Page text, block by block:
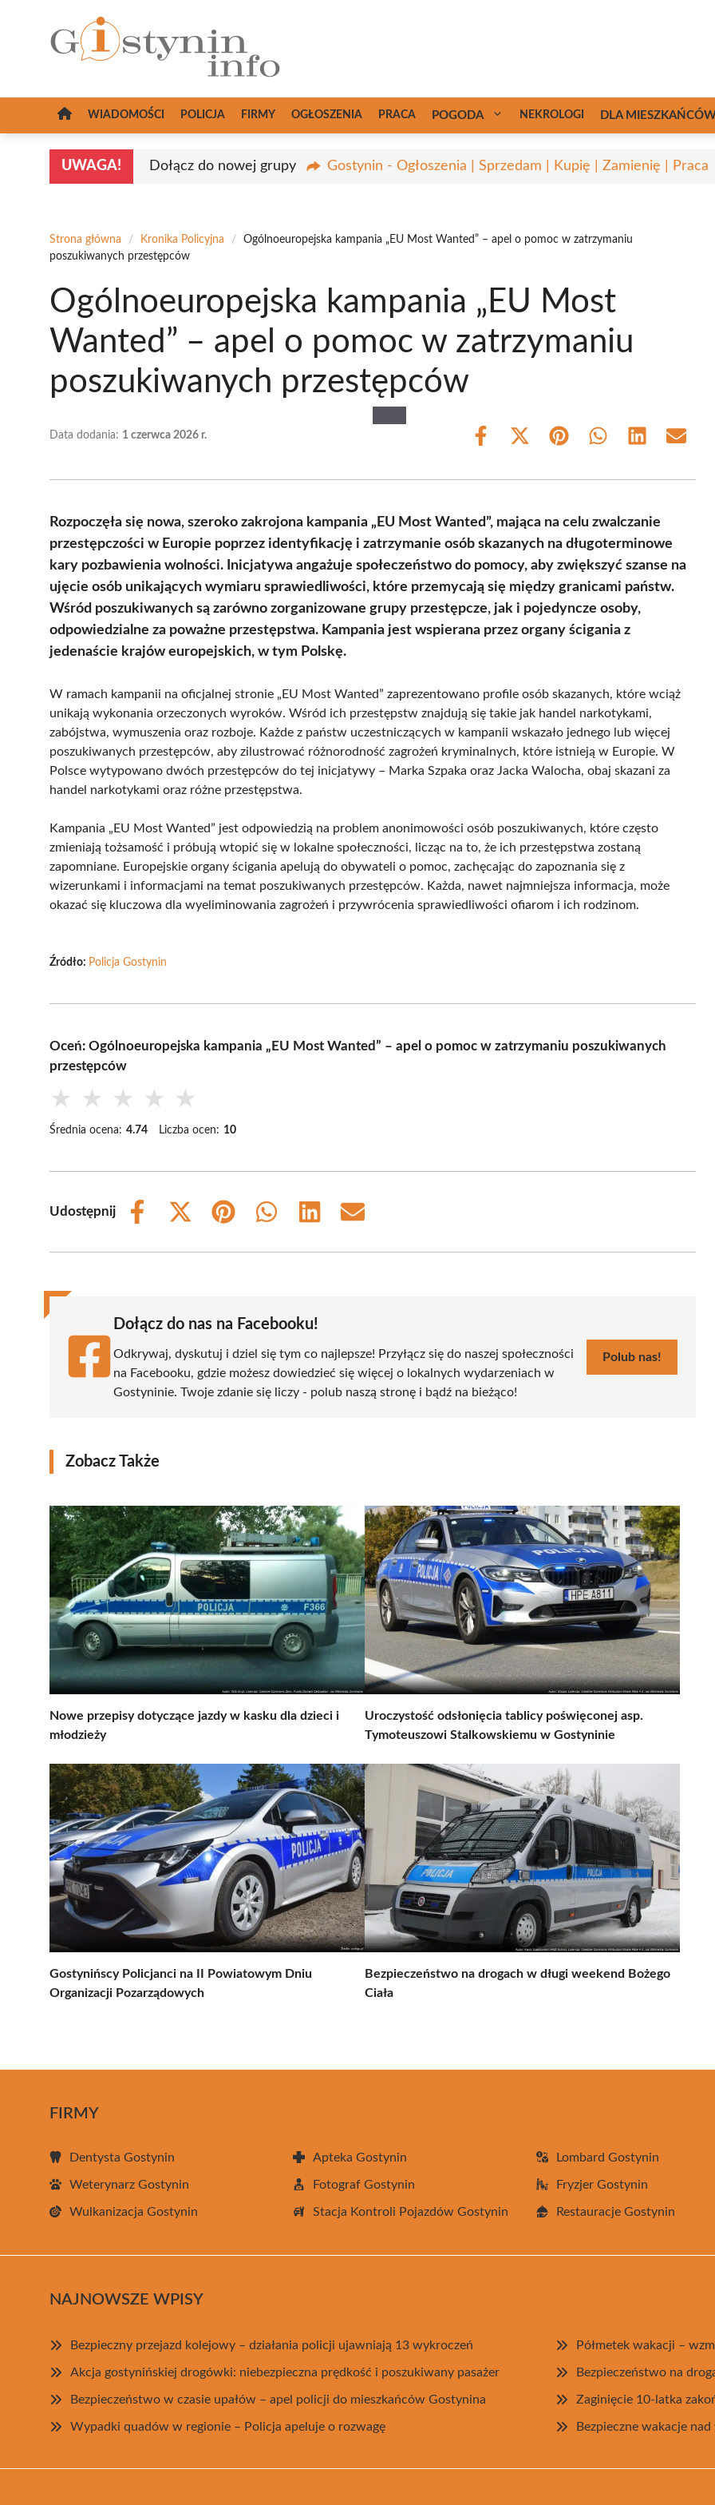
WIADOMOŚCI POLICJA FIRMY OGŁOSZENIA PRACA POGODA NEKROLOGI DLA
UWAGA! Dołącz do nowej grupy Gostynin - Ogłoszenia | Sprzedam | Kupię | Zamienię | Praca
Strona główna / Kronika Policyjna /
Ogólnoeuropejska kampania „EU Most Wanted” – apel o pomoc w zatrzymaniu
poszukiwanych przestępców
Ogólnoeuropejska kampania „EU Most
Wanted” – apel o pomoc w zatrzymaniu
poszukiwanych przestępców
Data dodania: 1 czerwca 2026 r.
Share
Share
(Twitter)
Share Share Share Share
Rozpoczęła się nowa, szeroko zakrojona kampania „EU Most Wanted”, mająca na celu zwalczanie
przestępczości w Europie poprzez identyfikację i zatrzymanie osób skazanych na długoterminowe
kary pozbawienia wolności. Inicjatywa angażuje społeczeństwo do pomocy, aby zwiększyć szanse na
ujęcie osób unikających wymiaru sprawiedliwości, które przemycają się między granicami państw.
Wśród poszukiwanych są zarówno zorganizowane grupy przestępcze, jak i pojedyncze osoby,
odpowiedzialne za poważne przestępstwa. Kampania jest wspierana przez organy ścigania z
jedenaście krajów europejskich, w tym Polskę.
W ramach kampanii na oficjalnej stronie „EU Most Wanted” zaprezentowano profile osób skazanych, które wciąż
unikają wykonania orzeczonych wyroków. Wśród ich przestępstw znajdują się takie jak handel narkotykami,
zabójstwa, wymuszenia oraz rozboje. Każde z państw uczestniczących w kampanii wskazało jednego lub więcej
poszukiwanych przestępców, aby zilustrować różnorodność zagrożeń kryminalnych, które istnieją w Europie. W
Polsce wytypowano dwóch przestępców do tej inicjatywy – Marka Szpaka oraz Jacka Walocha, obaj skazani za
handel narkotykami oraz różne przestępstwa.
Kampania „EU Most Wanted” jest odpowiedzią na problem anonimowości osób poszukiwanych, które często
zmieniają tożsamość i próbują wtopić się w lokalne społeczności, licząc na to, że ich przestępstwa zostaną
zapomniane. Europejskie organy ścigania apelują do obywateli o pomoc, zachęcając do zapoznania się z
wizerunkami i informacjami na temat poszukiwanych przestępców. Każda, nawet najmniejsza informacja, może
okazać się kluczowa dla wyeliminowania zagrożeń i przywrócenia sprawiedliwości ofiarom i ich rodzinom.
Źródło: Policja Gostynin
Oceń: Ogólnoeuropejska kampania „EU Most Wanted” – apel o pomoc w zatrzymaniu poszukiwanych
przestępców
★ ★ ★ ★ ★
Średnia ocena: 4.74 Liczba ocen: 10
Udostępnij
Share
Share
(Twitter)
Share
Share
Share
Share
Dołącz do nas na Facebooku!
Odkrywaj, dyskutuj i dziel się tym co najlepsze! Przyłącz się do naszej społeczności
na Facebooku, gdzie możesz dowiedzieć się więcej o lokalnych wydarzeniach w
Gostyninie. Twoje zdanie się liczy - polub naszą stronę i bądź na bieżąco!
Polub nas!
Zobacz Także
Nowe przepisy dotyczące jazdy w kasku dla dzieci i
młodzieży
Uroczystość odsłonięcia tablicy poświęconej asp.
Tymoteuszowi Stalkowskiemu w Gostyninie
Gostynińscy Policjanci na II Powiatowym Dniu
Organizacji Pozarządowych
Bezpieczeństwo na drogach w długi weekend Bożego
Ciała
FIRMY
Dentysta Gostynin Apteka Gostynin Lombard Gostynin
Weterynarz Gostynin Fotograf Gostynin Fryzjer Gostynin
Wulkanizacja Gostynin Stacja Kontroli Pojazdów Gostynin Restauracje Gostynin
NAJNOWSZE WPISY
Bezpieczny przejazd kolejowy – działania policji ujawniają 13 wykroczeń Półmetek wakacji –
Akcja gostynińskiej drogówki: niebezpieczna prędkość i poszukiwany pasażer Bezpieczeństwo na
Bezpieczeństwo w czasie upałów – apel policji do mieszkańców Gostynina Zaginięcie 10-latka
Wypadki quadów w regionie – Policja apeluje o rozwagę Bezpieczne wakacje